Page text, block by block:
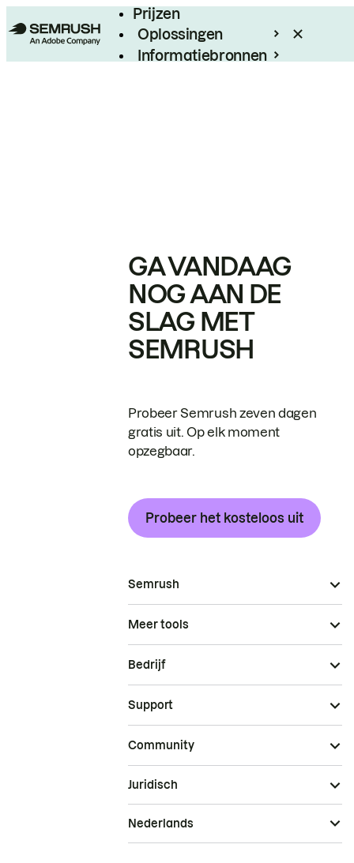
Prijzen
Oplossingen
Informatiebronnen
GA VANDAAG
NOG AAN DE
SLAG MET
SEMRUSH
Probeer Semrush zeven dagen
gratis uit. Op elk moment
opzegbaar.
Probeer het kosteloos uit
Semrush
Meer tools
Bedrijf
Support
Community
Juridisch
Nederlands